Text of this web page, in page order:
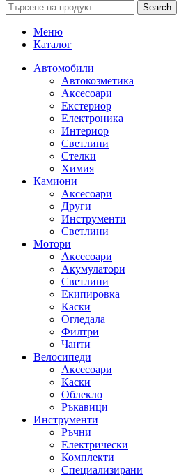
Search
Меню
Каталог
Автомобили
Автокозметика
Аксесоари
Екстериор
Електроника
Интериор
Светлини
Стелки
Химия
Камиони
Аксесоари
Други
Инструменти
Светлини
Мотори
Аксесоари
Акумулатори
Светлини
Екипировка
Каски
Огледала
Филтри
Чанти
Велосипеди
Аксесоари
Каски
Облекло
Ръкавици
Инструменти
Ръчни
Електрически
Комплекти
Специализирани